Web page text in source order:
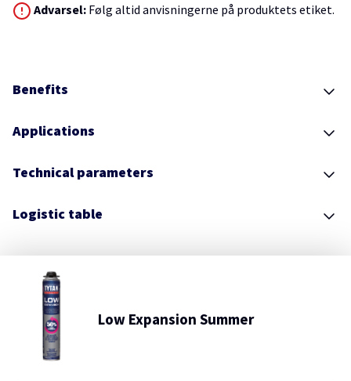
Advarsel: Følg altid anvisningerne på produktets etiket.
Benefits
Applications
Technical parameters
Logistic table
Low Expansion Summer